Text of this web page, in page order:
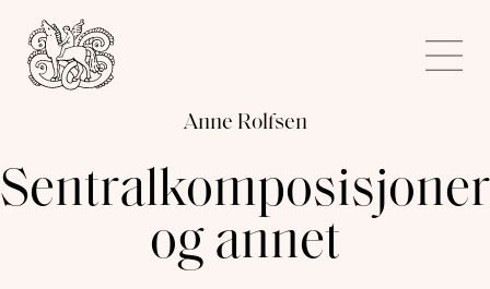
Kunstnerforbundet
Anne Rolfsen
Sentralkomposisjoner
og annet